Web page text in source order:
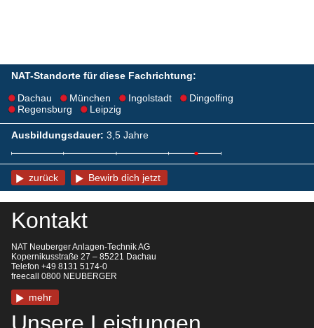
NAT-Standorte für diese Fachrichtung:
Dachau
München Ingolstadt
Dingolfing
Regensburg
Leipzig
Ausbildungsdauer: 3,5 Jahre
zurück Bewirb dich jetzt
Kontakt
NAT Neuberger Anlagen-Technik AG
Kopernikusstraße 27 – 85221 Dachau
Telefon +49 8131 5174-0
freecall 0800 NEUBERGER
mehr